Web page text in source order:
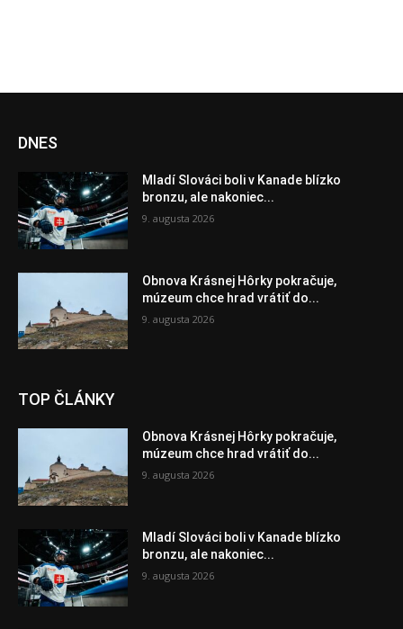
DNES
Mladí Slováci boli v Kanade blízko
bronzu, ale nakoniec...
9. augusta 2026
Obnova Krásnej Hôrky pokračuje,
múzeum chce hrad vrátiť do...
9. augusta 2026
TOP ČLÁNKY
Obnova Krásnej Hôrky pokračuje,
múzeum chce hrad vrátiť do...
9. augusta 2026
Mladí Slováci boli v Kanade blízko
bronzu, ale nakoniec...
9. augusta 2026